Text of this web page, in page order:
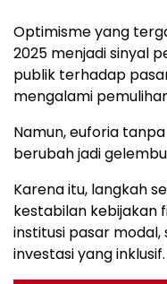
Optimisme yang
2025 menjadi sinyal
publik terhadap
mengalami
Namun, euforia
berubah jadi
Karena itu, langkah
kestabilan kebijakan
institusi pasar
investasi yang inklusif.